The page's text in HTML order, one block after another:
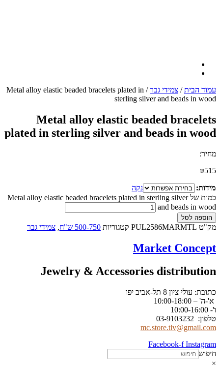
עמוד הבית/ צמידי גבר
/ Metal alloy elastic beaded bracelets plated in
sterling silver and beads in wood
Metal alloy elastic beaded bracelets
plated in sterling silver and beads in wood
מחיר:
₪515
מידות:
נקה
כמות של Metal alloy elastic beaded bracelets plated in sterling silver
and beads in wood
הוספה לסל
מק"ט PUL2586MARMTL קטגוריות 500-750 ש"ח , צמידי גבר
Market Concept
Jewelry & Accessories distribution
כתובת: עולי ציון 8 תל-אביב יפו
א'-ה' – 10:00-18:00
ו'- 10:00-16:00
טלפון: 03-9103232
mc.store.tlv@gmail.com
Facebook-f Instagram
חיפוש
×